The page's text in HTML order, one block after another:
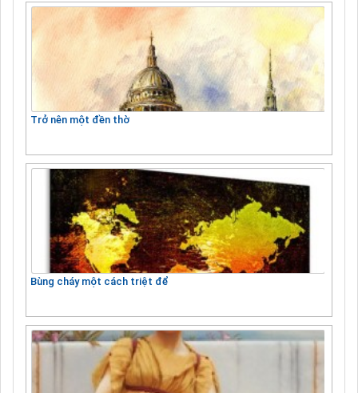
Trở nên một đền thờ
Bùng cháy một cách triệt để